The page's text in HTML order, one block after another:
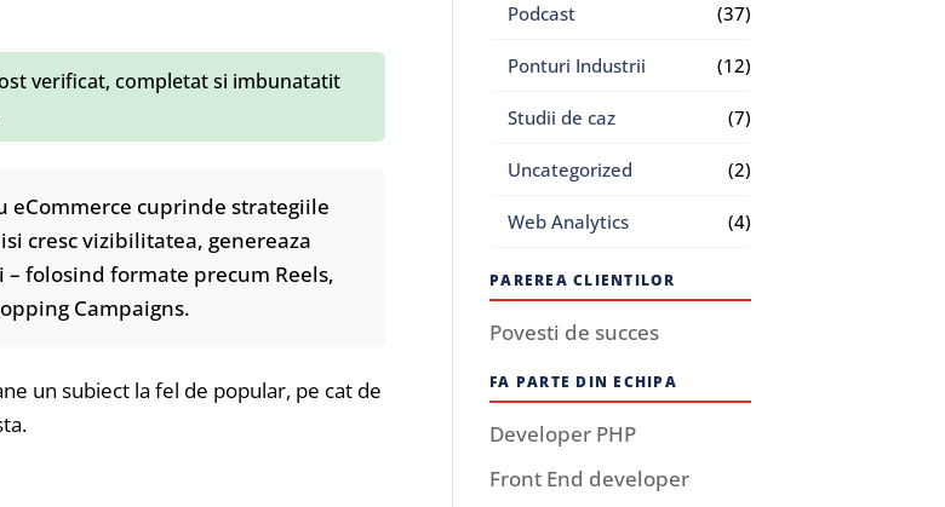
verificat, completat si imbunatatit
eCommerce cuprinde strategiile
cresc vizibilitatea, genereaza
folosind formate precum Reels,
Campaigns.
un subiect la fel de popular, pe cat de
Podcast (37)
Ponturi Industrii (12)
Studii de caz (7)
Uncategorized (2)
Web Analytics (4)
PAREREA CLIENTILOR
Povesti de succes
FA PARTE DIN ECHIPA
Developer PHP
Front End developer